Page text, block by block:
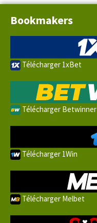
Bookmakers
Télécharger 1xBet
Télécharger Betwinner
Télécharger 1Win
Télécharger Melbet